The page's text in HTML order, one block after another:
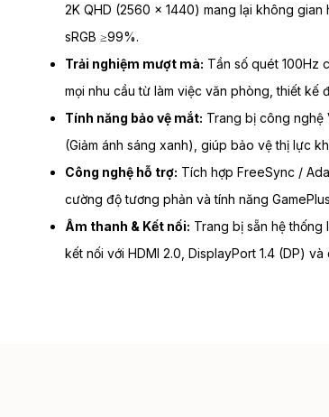
2K QHD (2560 x 1440) mang lại không gian
sRGB ≥99%.
Trải nghiệm mượt mà: Tần số quét 100Hz
mọi nhu cầu từ làm việc văn phòng, thiết kế
Tính năng bảo vệ mắt: Trang bị công nghệ
(Giảm ánh sáng xanh), giúp bảo vệ thị lực
Công nghệ hỗ trợ: Tích hợp FreeSync /
cường độ tương phản và tính năng
Âm thanh & Kết nối: Trang bị sẵn hệ
kết nối với HDMI 2.0, DisplayPort 1.4 (DP)